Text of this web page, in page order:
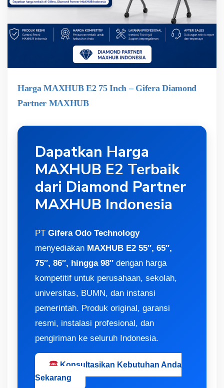
Harga MAXHUB E2 75 Inch – Gifera Diamond
Partner MAXHUB
Dapatkan Harga
MAXHUB E2 Terbaik
dari Diamond Partner
MAXHUB Indonesia
PT Gifera Odo Technology
menyediakan MAXHUB E2 55″, 65″,
75″, 86″, hingga 98″ dengan harga
kompetitif untuk perusahaan, sekolah,
universitas, BUMN, dan instansi
pemerintah. Produk original, garansi
resmi, instalasi profesional, dan
pengiriman ke seluruh Indonesia.
Konsultasikan Kebutuhan Anda
Sekarang